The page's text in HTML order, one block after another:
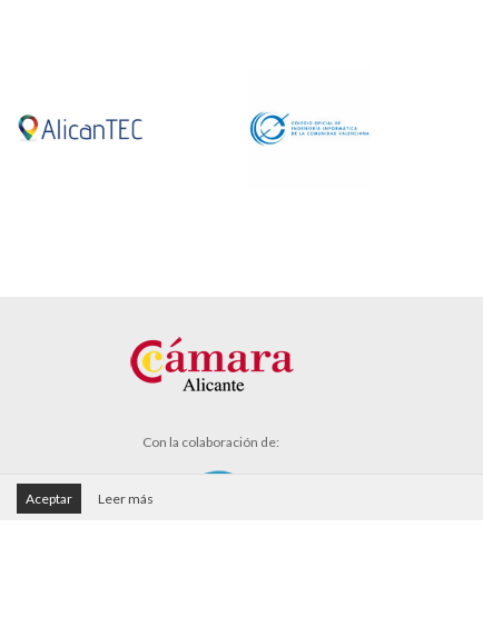
Con la colaboración de:
Aceptar Leer más